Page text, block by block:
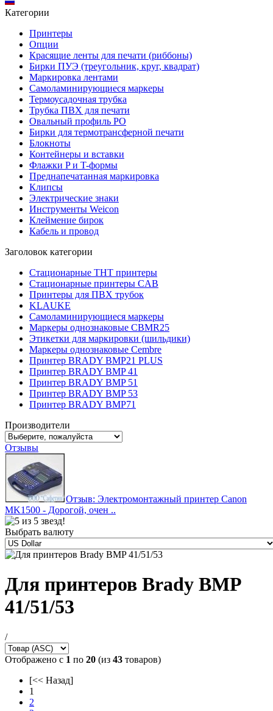
Категории
Принтеры
Опции
Красящие ленты для печати (риббоны)
Бирки ПУЭ (треугольник, круг, квадрат)
Маркировка лентами
Самоламинирующиеся маркеры
Термоусадочная трубка
Трубка ПВХ для печати
Овальный профиль PO
Бирки для термотрансферной печати
Блокноты
Контейнеры и вставки
Флажки P и T-формы
Преднапечатанная маркировка
Клипсы
Электрические знаки
Инструменты Weicon
Клеймение бирок
Кабель и провод
Заголовок категории
Стационарные THT принтеры
Стационарные принтеры CAB
Принтеры для ПВХ трубок
KLAUKE
Самоламинирующиеся маркеры
Маркеры однознаковые CBMR25
Этикетки для маркировки (шильдики)
Маркеры однознаковые Cembre
Принтер BRADY BMP21 PLUS
Принтер BRADY BMP 41
Принтер BRADY BMP 51
Принтер BRADY BMP 53
Принтер BRADY BMP71
Производители
Отзывы
Отзыв: Электромонтажный принтер Canon
MK1500 - Дорогой, очен ..
Выбрать валюту
Для принтеров Brady BMP
41/51/53
/
Отображено с 1 по 20 (из 43 товаров)
[<< Назад]
1
2